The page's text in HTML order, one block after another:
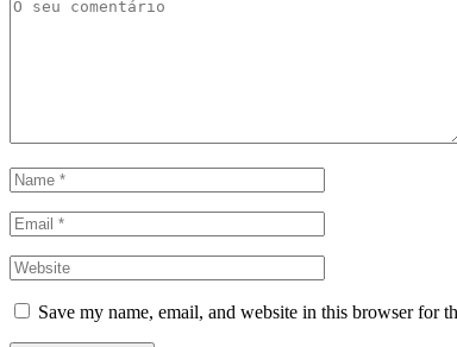
Save my name, email, and website in this browser for